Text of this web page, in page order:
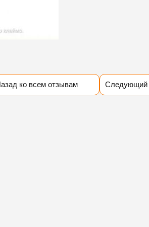
ко всем отзывам Следующий